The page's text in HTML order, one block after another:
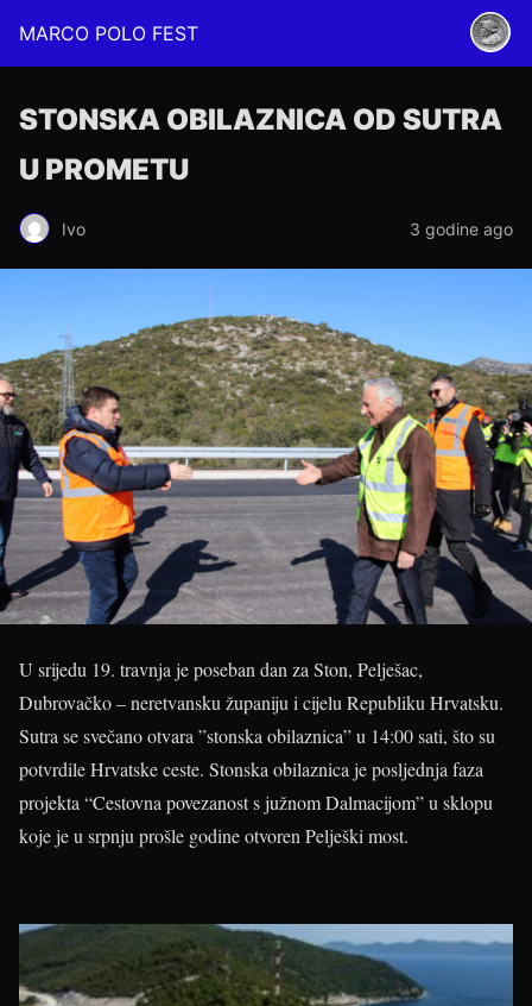
MARCO POLO FEST
STONSKA OBILAZNICA OD SUTRA
U PROMETU
Ivo 3 godine ago
U srijedu 19. travnja je poseban dan za Ston, Pelješac,
Dubrovačko – neretvansku županiju i cijelu Republiku Hrvatsku.
Sutra se svečano otvara ”stonska obilaznica” u 14:00 sati, što su
potvrdile Hrvatske ceste. Stonska obilaznica je posljednja faza
projekta “Cestovna povezanost s južnom Dalmacijom” u sklopu
koje je u srpnju prošle godine otvoren Pelješki most.